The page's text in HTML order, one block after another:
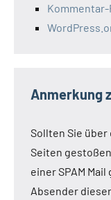
Kommentar-
Anmerkung
Sollten Sie über
Seiten
einer SPAM
Absender